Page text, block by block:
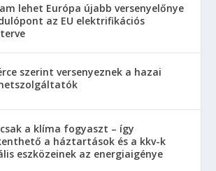
lehet Európa újabb versenyelőnye
az EU elektrifikációs
szerint versenyeznek a hazai
a klíma fogyaszt – így
a háztartások és a kkv-k
eszközeinek az energiaigénye